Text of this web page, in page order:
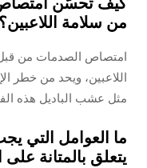
من سلامة اللاعبين؟
امتصاص الصدمات من
اللاعبين، ويحد من خطر
مثل عشب الباديل هذه
ما العوامل التي
يتعلق بالمتانة